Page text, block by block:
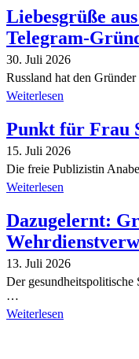
Liebesgrüße
Telegram-
30. Juli 2026
Russland hat den
Weiterlesen
Punkt für Frau
15. Juli 2026
Die freie Publizistin
Weiterlesen
Dazugelernt:
13. Juli 2026
Der gesundheitspolitische
…
Weiterlesen